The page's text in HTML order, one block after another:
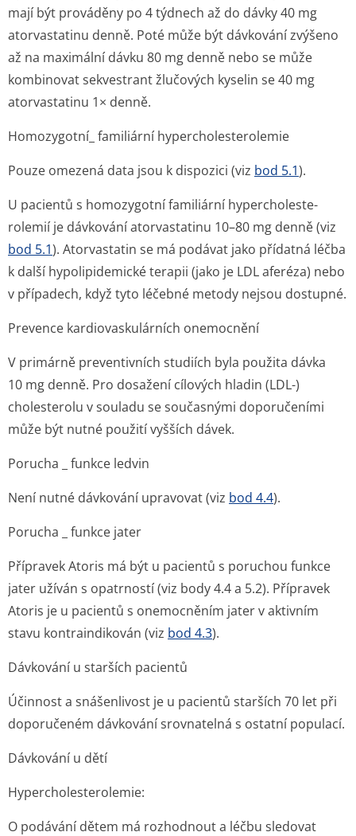
mají být prováděny po 4 týdnech až do dávky 40 mg
atorvastatinu denně. Poté může být dávkování zvýšeno
až na maximální dávku 80 mg denně nebo se může
kombinovat sekvestrant žlučových kyselin se 40 mg
atorvastatinu 1× denně.
Homozygotní_ familiární hypercholeste­rolemie
Pouze omezená data jsou k dispozici (viz bod 5.1).
U pacientů s homozygotní familiární hypercholeste­
rolemií je dávkování atorvastatinu 10–80 mg denně (viz
bod 5.1). Atorvastatin se má podávat jako přídatná léčba
k další hypolipidemické terapii (jako je LDL aferéza) nebo
v případech, když tyto léčebné metody nejsou dostupné.
Prevence kardiovaskulárních onemocnění
V primárně preventivních studiích byla použita dávka
10 mg denně. Pro dosažení cílových hladin (LDL-)
cholesterolu v souladu se současnými doporučeními
může být nutné použití vyšších dávek.
Porucha _ funkce ledvin
Není nutné dávkování upravovat (viz bod 4.4).
Porucha _ funkce jater
Přípravek Atoris má být u pacientů s poruchou funkce
jater užíván s opatrností (viz body 4.4 a 5.2). Přípravek
Atoris je u pacientů s onemocněním jater v aktivním
stavu kontraindikován (viz bod 4.3).
Dávkování u starších pacientů
Účinnost a snášenlivost je u pacientů starších 70 let při
doporučeném dávkování srovnatelná s ostatní populací.
Dávkování u dětí
Hypercholeste­rolemie:
O podávání dětem má rozhodnout a léčbu sledovat